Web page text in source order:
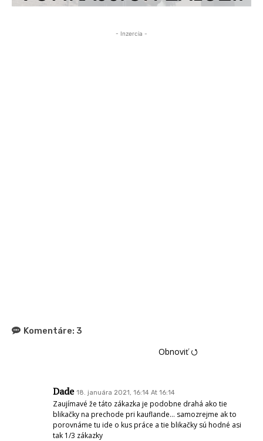
- Inzercia -
Komentáre: 3
Obnoviť ⭯
Dade 18. januára 2021, 16:14 At 16:14
Zaujímavé že táto zákazka je podobne drahá ako tie
blikačky na prechode pri kauflande… samozrejme ak to
porovnáme tu ide o kus práce a tie blikačky sú hodné asi
tak 1/3 zákazky